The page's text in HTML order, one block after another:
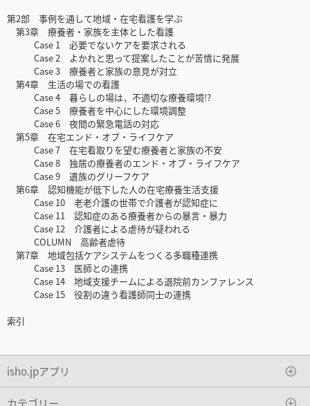
第2部 事例を通して地域・在宅看護を学ぶ
第3章 療養者・家族を主体とした看護
Case 1 必要でないケアを要求される
Case 2 よかれと思って提案したことが苦情に発展
Case 3 療養者と家族の意見が対立
第4章 生活の場での看護
Case 4 暮らしの場は，不適切な療養環境!?
Case 5 療養者を中心にした環境調整
Case 6 夜間の緊急電話の対応
第5章 在宅エンド・オブ・ライフケア
Case 7 在宅看取りを望む療養者と家族の不安
Case 8 独居の療養者のエンド・オブ・ライフケア
Case 9 遺族のグリーフケア
第6章 認知機能が低下した人の在宅療養生活支援
Case 10 老老介護の世帯で介護者が認知症に
Case 11 認知症のある療養者からの暴言・暴力
Case 12 介護者による虐待が疑われる
COLUMN 高齢者虐待
第7章 地域包括ケアシステムをつくる多職種連携
Case 13 医師との連携
Case 14 地域支援チームによる退院前カンファレンス
Case 15 役割の違う看護師同士の連携
索引
isho.jpアプリ
カテゴリー